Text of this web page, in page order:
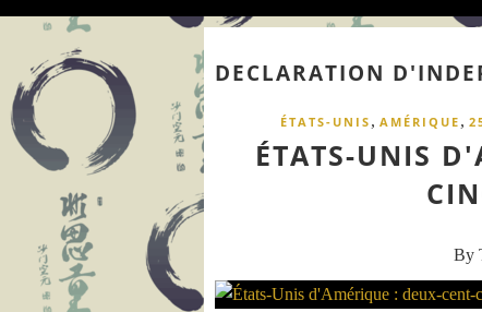
DECLARATION
ÉTATS-UNIS , AMÉRIQUE ,
ÉTATS-UNIS
By